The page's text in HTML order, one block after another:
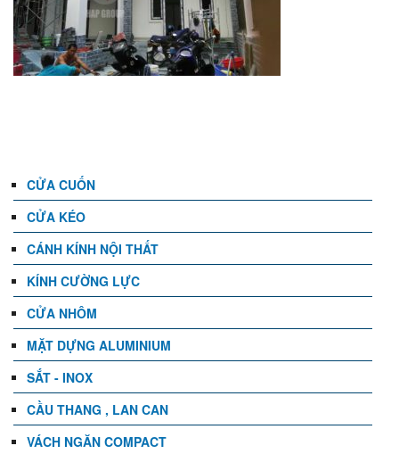
CỬA CUỐN
CỬA KÉO
CÁNH KÍNH NỘI THẤT
KÍNH CƯỜNG LỰC
CỬA NHÔM
MẶT DỰNG ALUMINIUM
SẮT - INOX
CẦU THANG , LAN CAN
VÁCH NGĂN COMPACT